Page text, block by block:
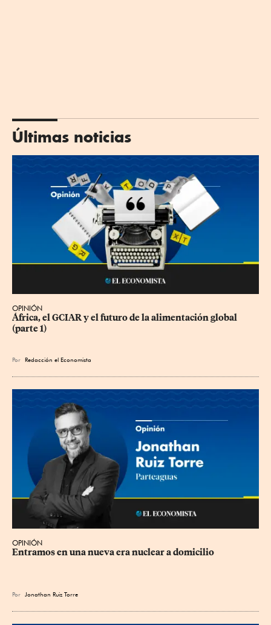
Últimas noticias
OPINIÓN
África, el GCIAR y el futuro de la alimentación global
(parte 1)
Por Redacción el Economista
OPINIÓN
Entramos en una nueva era nuclear a domicilio
Por Jonathan Ruiz Torre